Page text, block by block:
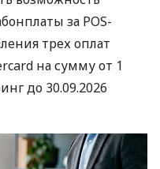
за POS-
трех оплат
на сумму от 1
до 30.09.2026